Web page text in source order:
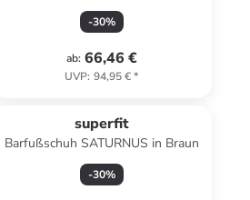
-30%
ab: 66,46 €
UVP: 94,95 €*
superfit
Barfußschuh SATURNUS in Braun
-30%